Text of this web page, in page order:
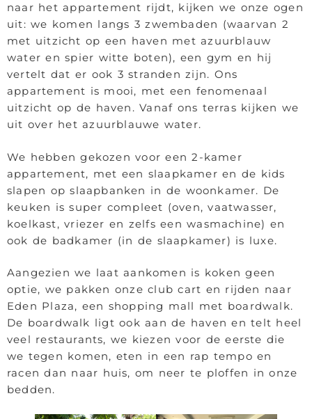
naar het appartement rijdt, kijken we onze ogen
uit: we komen langs 3 zwembaden (waarvan 2
met uitzicht op een haven met azuurblauw
water en spier witte boten), een gym en hij
vertelt dat er ook 3 stranden zijn. Ons
appartement is mooi, met een fenomenaal
uitzicht op de haven. Vanaf ons terras kijken we
uit over het azuurblauwe water.
We hebben gekozen voor een 2-kamer
appartement, met een slaapkamer en de kids
slapen op slaapbanken in de woonkamer. De
keuken is super compleet (oven, vaatwasser,
koelkast, vriezer en zelfs een wasmachine) en
ook de badkamer (in de slaapkamer) is luxe.
Aangezien we laat aankomen is koken geen
optie, we pakken onze club cart en rijden naar
Eden Plaza, een shopping mall met boardwalk.
De boardwalk ligt ook aan de haven en telt heel
veel restaurants, we kiezen voor de eerste die
we tegen komen, eten in een rap tempo en
racen dan naar huis, om neer te ploffen in onze
bedden.